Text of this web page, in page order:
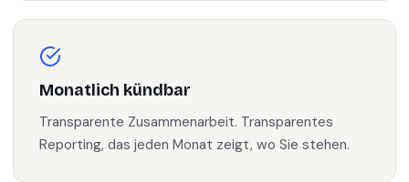
Monatlich kündbar
Transparente Zusammenarbeit. Transparentes
Reporting, das jeden Monat zeigt, wo Sie stehen.